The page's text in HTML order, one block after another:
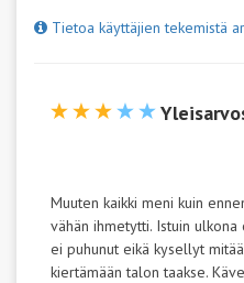
Tietoa käyttäjien tekemistä
Muuten kaikki meni kuin
vähän ihmetytti. Istuin
ei puhunut eikä kysellyt
kiertämään talon taakse.